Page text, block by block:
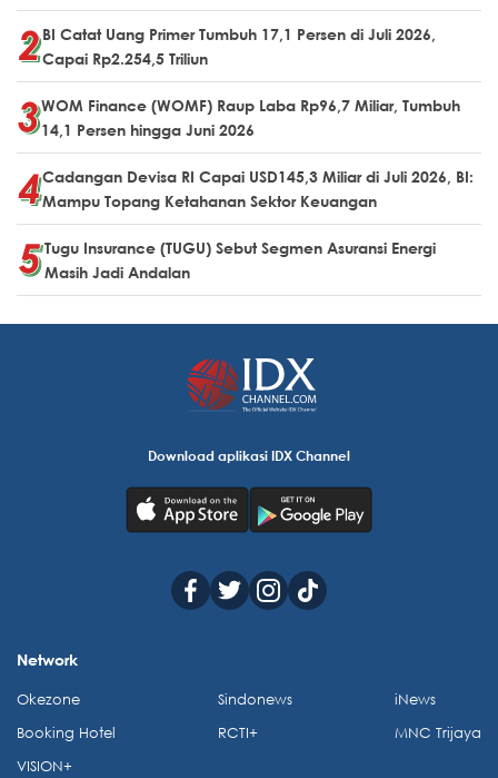
BI Catat Uang Primer Tumbuh 17,1 Persen di Juli 2026,
Capai Rp2.254,5 Triliun
WOM Finance (WOMF) Raup Laba Rp96,7 Miliar, Tumbuh
14,1 Persen hingga Juni 2026
Cadangan Devisa RI Capai USD145,3 Miliar di Juli 2026, BI:
Mampu Topang Ketahanan Sektor Keuangan
Tugu Insurance (TUGU) Sebut Segmen Asuransi Energi
Masih Jadi Andalan
Download aplikasi IDX Channel
Network
Okezone
Booking Hotel
VISION+
Sindonews
RCTI+
iNews
MNC Trijaya